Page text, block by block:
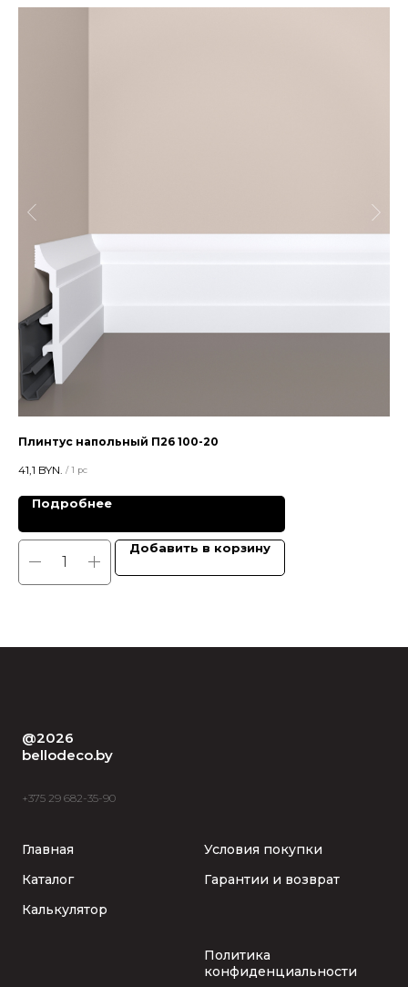
Плинтус напольный П26 100-20
41,1 BYN. / 1 pc
Подробнее
Добавить в корзину
@2026
bellodeco.by
+375 29 682-35-90
Главная
Каталог
Калькулятор
Условия покупки
Гарантии и возврат
Политика
конфиденциальности